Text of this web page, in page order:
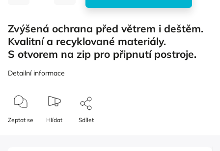
Zvýšená ochrana před větrem i deštěm.
Kvalitní a recyklované materiály.
S otvorem na zip pro připnutí postroje.
Detailní informace
Zeptat se Hlídat Sdílet